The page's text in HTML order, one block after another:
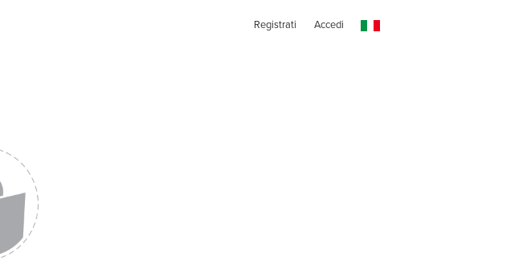
Registrati Accedi